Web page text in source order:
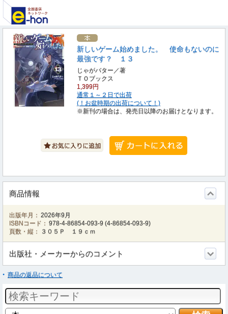
新しいゲーム始めました。 使命もないのに
最強です？ １３
じゃがバター／著
ＴＯブックス
1,399円
通常１～２日で出荷
(！お盆時期の出荷について！)
※新刊の場合は、発売日以降のお届けとなります。
商品情報
出版年月： 2026年9月
ISBNコード： 978-4-86854-093-9 (4-86854-093-9)
頁数・縦：
３０５Ｐ １９ｃｍ
出版社・メーカーからのコメント
商品の返品について